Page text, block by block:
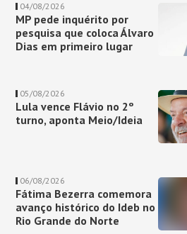
04/08/2026
MP pede inquérito por
pesquisa que coloca Álvaro
Dias em primeiro lugar
05/08/2026
Lula vence Flávio no 2º
turno, aponta Meio/Ideia
06/08/2026
Fátima Bezerra comemora
avanço histórico do Ideb no
Rio Grande do Norte